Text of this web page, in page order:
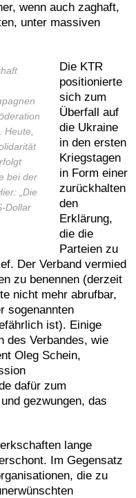
wenn auch zaghaft,
unter massiven
bei der
„Die
Dollar
Die KTR
positionierte
sich zum
Überfall auf
die Ukraine
in den ersten
Kriegstagen
in Form einer
zurückhalten
den
Erklärung,
die die
Parteien zu
Der Verband vermied
zu benennen (derzeit
nicht mehr abrufbar,
sogenannten
ist). Einige
des Verbandes, wie
Oleg Schein,
dafür zum
gezwungen, das
lange
Im Gegensatz
die zu